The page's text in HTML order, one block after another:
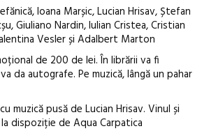
Ioana Marșic, Lucian Hrisav, Ștefan
Giuliano Nardin, Iulian Cristea, Cristian
Vesler și Adalbert Marton
de 200 de lei. În librării va fi
da autografe. Pe muzică, lângă un pahar
muzică pusă de Lucian Hrisav. Vinul și
dispoziție de Aqua Carpatica